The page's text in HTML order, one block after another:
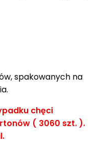
spakowanych na
chęci
( 3060 szt. ).